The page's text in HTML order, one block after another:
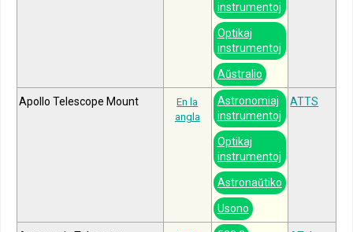
instrumentoj
Optikaj
instrumentoj
Aŭstralio
Apollo Telescope Mount
En la
angla
Astronomiaj
instrumentoj
Optikaj
instrumentoj
Astronaŭtiko
Usono
ATTS